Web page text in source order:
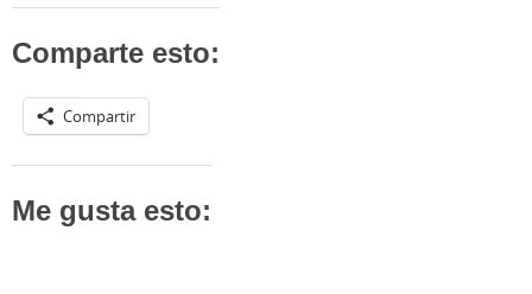
Comparte esto:
Compartir
Me gusta esto: